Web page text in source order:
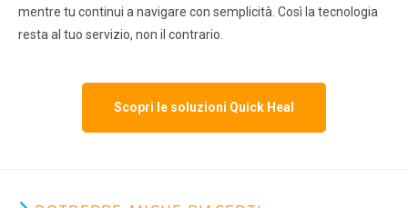
mentre tu continui a navigare con semplicità. Così la tecnologia
resta al tuo servizio, non il contrario.
Scopri le soluzioni Quick Heal